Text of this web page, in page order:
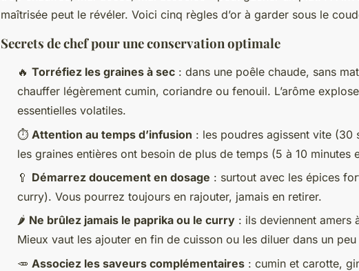
maîtrisée peut le révéler. Voici cinq règles d’or à garder sous le
Secrets de chef pour une conservation optimale
🔥 Torréfiez les graines à sec : dans une poêle chaude, sans
chauffer légèrement cumin, coriandre ou fenouil. L’arôme
essentielles volatiles.
⏱️ Attention au temps d’infusion : les poudres agissent vite (30
les graines entières ont besoin de plus de temps (5 à 10 minutes
🥄 Démarrez doucement en dosage : surtout avec les épices
curry). Vous pourrez toujours en rajouter, jamais en retirer.
🌶️ Ne brûlez jamais le paprika ou le curry : ils deviennent amers
Mieux vaut les ajouter en fin de cuisson ou les diluer dans un
🥕 Associez les saveurs complémentaires : cumin et carotte,